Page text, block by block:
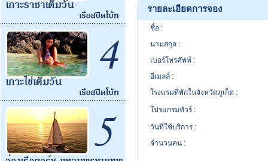
รายละเอียดการจอง
ชื่อ :
นามสกุล :
เบอร์โทรศัพท์ :
อีเมลล์ :
โรงแรมที่พักในจังหวัดภูเก็ต :
โปรแกรมทัวร์ :
วันที่ใช้บริการ :
จำนวนคน :